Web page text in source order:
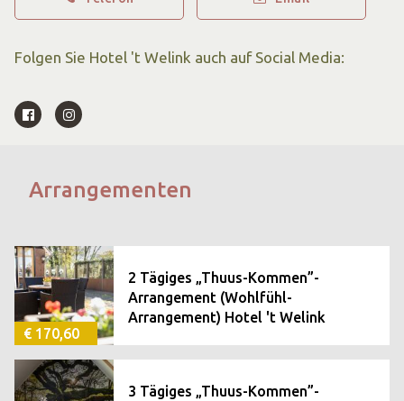
Folgen Sie Hotel 't Welink auch auf Social Media:
Arrangementen
€ 170,60
2 Tägiges „Thuus-Kommen”-
Arrangement (Wohlfühl-
Arrangement) Hotel 't Welink
3 Tägiges „Thuus-Kommen”-